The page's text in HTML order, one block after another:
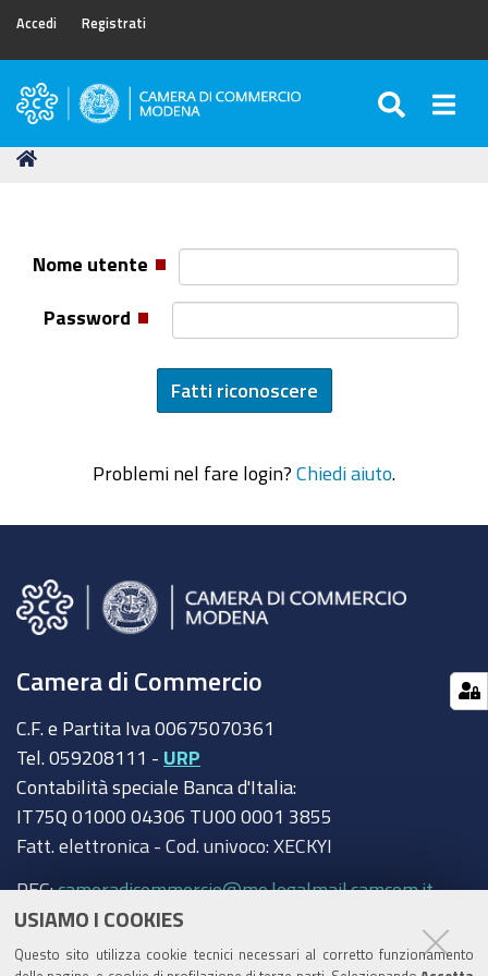
USIAMO I COOKIES
Questo sito utilizza cookie tecnici necessari al corretto funzionamento
Accedi Registrati
Camera
Commercio
Tu
Nome utente
Password
Problemi nel fare login? Chiedi aiuto
Camera di Commercio
C.F. e Partita Iva 00675070361
Tel. 059208111 - URP
Contabilità speciale Banca d'Italia:
IT75Q 01000 04306 TU00 0001 3855
Fatt. elettronica - Cod. univoco: XECKYI
PEC:cameradicommercio@mo.legalmail.camcom.it
Trasparenza